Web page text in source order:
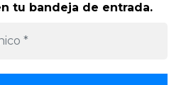
tu bandeja de entrada.